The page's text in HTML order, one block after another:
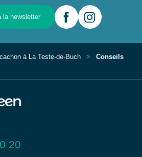
la newsletter
à La Teste-de-Buch
Conseils
20